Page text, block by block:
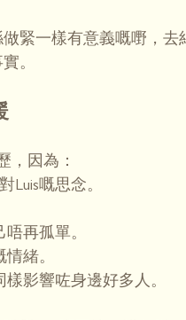
緊一樣有意義嘅嘢，去
。
，因為：
Luis嘅思念。
再孤單。
緒。
影響咗身邊好多人。